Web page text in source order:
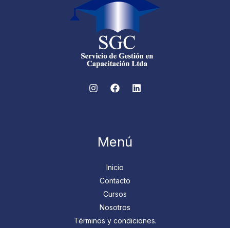
Menú
Inicio
Contacto
Cursos
Nosotros
Términos y condiciones.